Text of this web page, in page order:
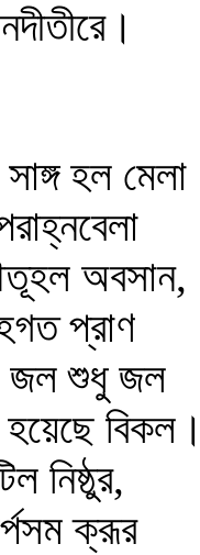
হল
অবসান,
প্রাণ
জল শুধু জল
হয়েছে
নিষ্ঠুর,
ক্রূর